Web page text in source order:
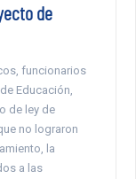
de
funcionarios
Educación,
de ley de
no lograron
la
a las